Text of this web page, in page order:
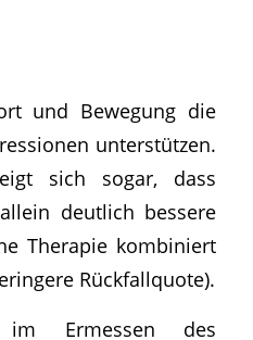
und Bewegung die
unterstützen.
sich sogar, dass
deutlich bessere
Therapie kombiniert
Rückfallquote).
Ermessen des